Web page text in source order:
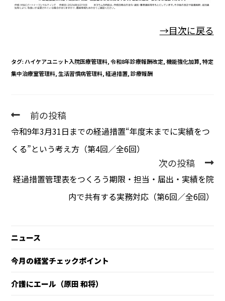
→目次に戻る
タグ:ハイケアユニット入院医療管理料, 令和8年診療報酬改定, 機能強化加算, 特定
集中治療室管理料, 生活習慣病管理料, 経過措置, 診療報酬
前の投稿
令和9年3月31日までの経過措置――“年度末までに実績をつ
くる”という考え方（第4回／全6回）
次の投稿
経過措置管理表をつくろう――期限・担当・届出・実績を院
内で共有する実務対応（第6回／全6回）
ニュース
今月の経営チェックポイント
介護にエール（原田 和将）